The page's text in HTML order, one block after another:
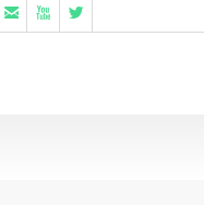
  